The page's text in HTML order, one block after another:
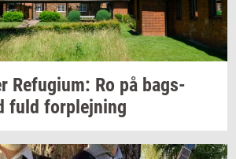
Re­fu­gi­um: Ro på bags­
fuld for­plej­ning